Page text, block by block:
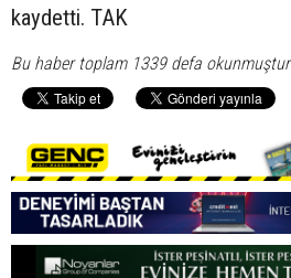
kaydetti. TAK
Bu haber toplam 1339 defa okunmuştur